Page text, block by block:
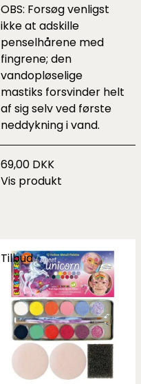
OBS: Forsøg venligst
ikke at adskille
penselhårene med
fingrene; den
vandopløselige
mastiks forsvinder helt
af sig selv ved første
neddykning i vand.
69,00 DKK
Vis produkt
Tilbud